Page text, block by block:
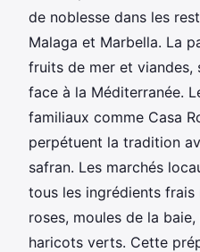
de noblesse dans les
Malaga et Marbella. La
fruits de mer et viandes,
face à la Méditerranée.
familiaux comme Casa
perpétuent la tradition
safran. Les marchés
tous les ingrédients frais
roses, moules de la
haricots verts. Cette